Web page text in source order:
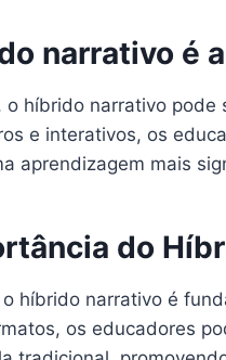
narrativo é
o híbrido narrativo
e interativos, os
aprendizagem mais
do
híbrido narrativo é
os educadores